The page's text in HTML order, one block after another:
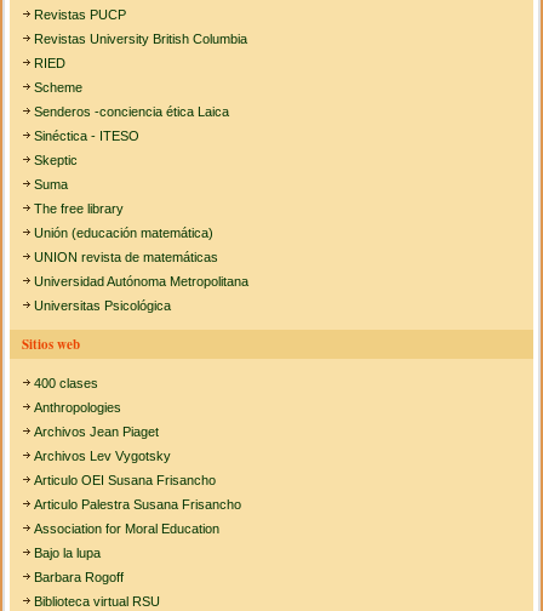
Revistas PUCP
Revistas University British Columbia
RIED
Scheme
Senderos -conciencia ética Laica
Sinéctica - ITESO
Skeptic
Suma
The free library
Unión (educación matemática)
UNION revista de matemáticas
Universidad Autónoma Metropolitana
Universitas Psicológica
Sitios web
400 clases
Anthropologies
Archivos Jean Piaget
Archivos Lev Vygotsky
Articulo OEI Susana Frisancho
Articulo Palestra Susana Frisancho
Association for Moral Education
Bajo la lupa
Barbara Rogoff
Biblioteca virtual RSU